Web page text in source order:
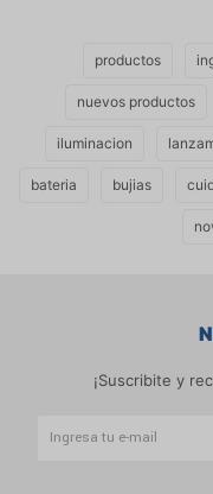
productos
nuevos productos
iluminacion
bateria bujias
¡Suscribite y